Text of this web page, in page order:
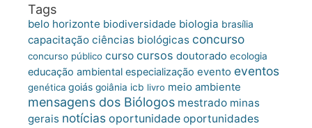
Tags
belo horizonte biodiversidade biologia brasília
capacitação ciências biológicas concurso
concurso público curso cursos doutorado ecologia
educação ambiental especialização evento eventos
genética goiás goiânia icb livro meio ambiente
mensagens dos Biólogos mestrado minas
gerais notícias oportunidade oportunidades